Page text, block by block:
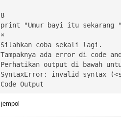
8
print "Umur bayi itu
×
Silahkan coba sekali lagi.
Tampaknya ada error di code
Perhatikan output di bawah
SyntaxError: invalid syntax
Code Output
jempol